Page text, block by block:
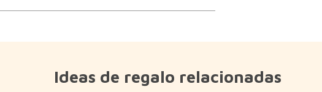
Ideas de regalo relacionadas